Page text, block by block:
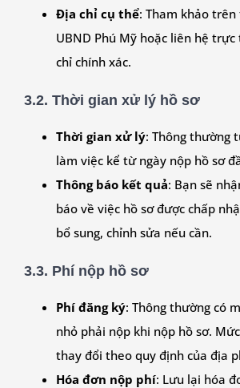
Địa chỉ cụ thể: Tham khảo
UBND Phú Mỹ hoặc liên hệ
chỉ chính xác.
3.2. Thời gian xử lý hồ sơ
Thời gian xử lý: Thông thường
làm việc kể từ ngày nộp hồ sơ
Thông báo kết quả: Bạn sẽ
báo về việc hồ sơ được chấp
bổ sung, chỉnh sửa nếu cần.
3.3. Phí nộp hồ sơ
Phí đăng ký: Thông thường có
nhỏ phải nộp khi nộp hồ sơ.
thay đổi theo quy định của địa
Hóa đơn nộp phí: Lưu lại hóa